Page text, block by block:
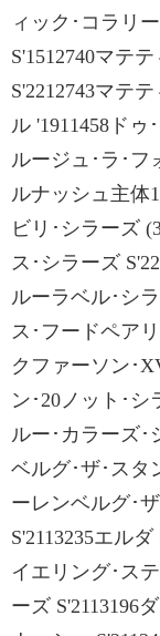
ィック･コラリ
S'1512740マテ
S'2212743マテ
ル '1911458ドゥ
ルージュ･ラ･フ
ルナッシュ主体
ビリ･シラーズ
ス･シラーズ
ルーラベル･シ
ス･フードペア
クファーソン･
ン･20ノット･シ
ルー･カラーズ･
ベルグ･ザ･スタ
ーレンベルグ･
S'2113235エル
イエリング･ス
ーズ S'2113196